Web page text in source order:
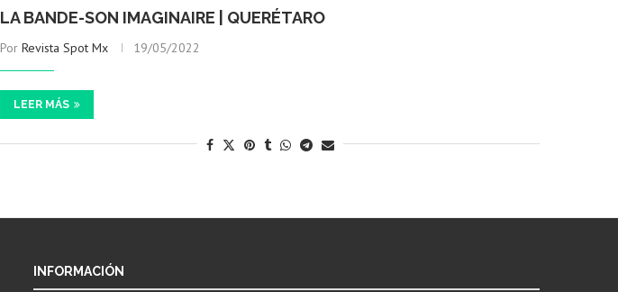
LA BANDE-SON IMAGINAIRE | QUERÉTARO
PorRevista Spot Mx 19/05/2022
LEER MÁS
INFORMACIÓN